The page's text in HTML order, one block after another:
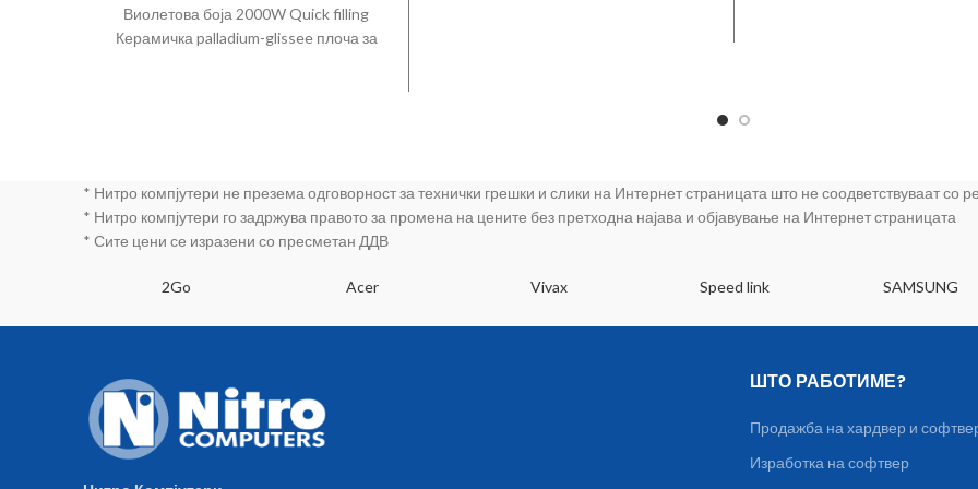
Виолетова боја 2000W Quick filling
Керамичка palladium-glissee плоча за
мин ударна пареа 60г/мин
вертикална пареа 220мл резервоар
за вода 1.8м кабел
* Нитро компјутери не презема одговорност за технички грешки и слики на Интернет страницата што не соодветствуваат со
* Нитро компјутери го задржува правото за промена на цените без претходна најава и објавување на Интернет страницата
* Сите цени се изразени со пресметан ДДВ
2Go Acer Vivax Speed link SAMSUNG
ШТО РАБОТИМЕ?
Продажба на хардвер и
Изработка на софтвер